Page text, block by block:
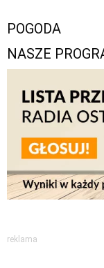
POGODA
NASZE
reklama